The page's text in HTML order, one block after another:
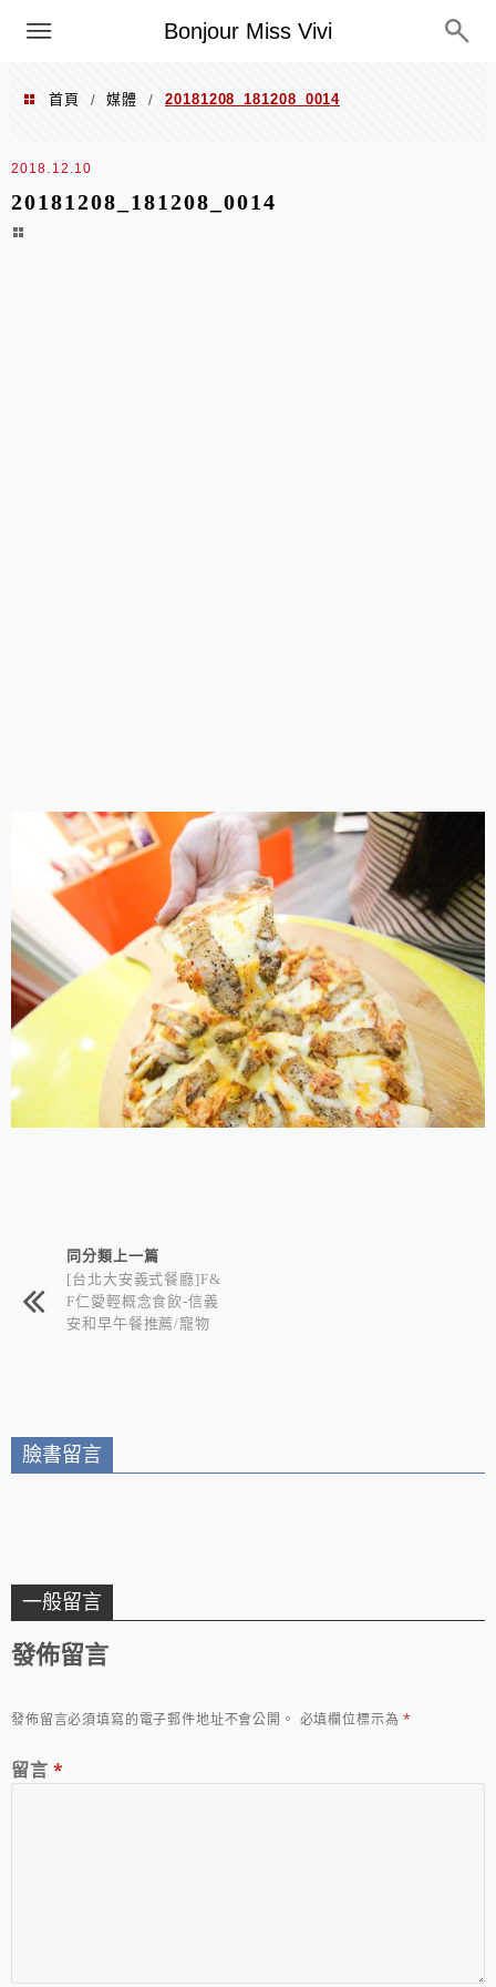
Bonjour Miss Vivi
選單
首頁 / 媒體 / 20181208_181208_0014
2018.12.10
20181208_181208_0014
相連文章同分類上一篇
[台北大安義式餐廳]F&
F仁愛輕概念食飲-信義
安和早午餐推薦/寵物
臉書留言
一般留言
發佈留言
發佈留言必須填寫的電子郵件地址不會公開。 必填欄位標示為*
留言 *